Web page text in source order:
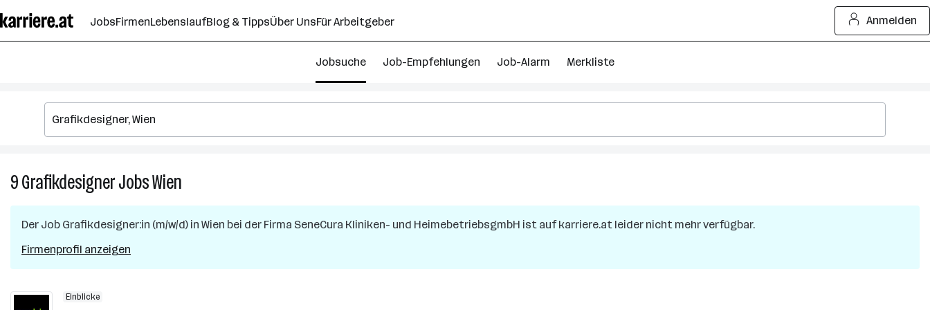
Seiteninhalt
springen
JobsFirmenLebenslaufBlog & TippsÜber UnsFür Arbeitgeber Anmelden
Jobsuche Job-Empfehlungen Job-Alarm Merkliste
9GrafikdesignerJobsWien
in
Der Job Grafikdesigner:in (m/w/d) in Wien bei der Firma SeneCura Kliniken- und HeimebetriebsgmbH ist auf karriere.at leider nicht mehr verfügbar.
Firmenprofil anzeigen
Einblicke